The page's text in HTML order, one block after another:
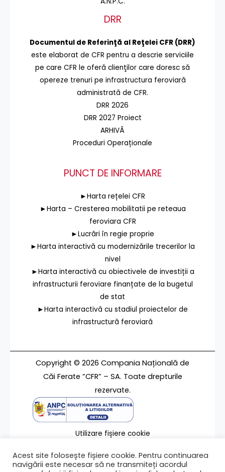
DRR
Documentul de Referinţă al Reţelei CFR (DRR)
este elaborat de CFR pentru a descrie serviciile
pe care CFR le oferă clienţilor care doresc să
opereze trenuri pe infrastructura feroviară
administrată de CFR.
DRR 2026
DRR 2027 Proiect
ARHIVĂ
Proceduri Operaționale
PUNCT DE INFORMARE
►Harta rețelei CFR
►Harta – Cresterea mobilitatii pe reteaua
feroviara CFR
►Lucrări în regie proprie
►Harta interactivă cu modernizările trecerilor la
nivel
►Harta interactivă cu obiectivele de investiții a
infrastructurii feroviare finanțate de la bugetul
de stat
►Harta interactivă cu stadiul proiectelor de
infrastructură feroviară
Copyright © 2026 Compania Națională de
Căi Ferate ”CFR” – SA. Toate drepturile
rezervate.
Utilizare fișiere cookie
Contact
Acest site folosește fișiere cookie. Pentru continuarea
navigării este necesar să ne transmiteți acordul